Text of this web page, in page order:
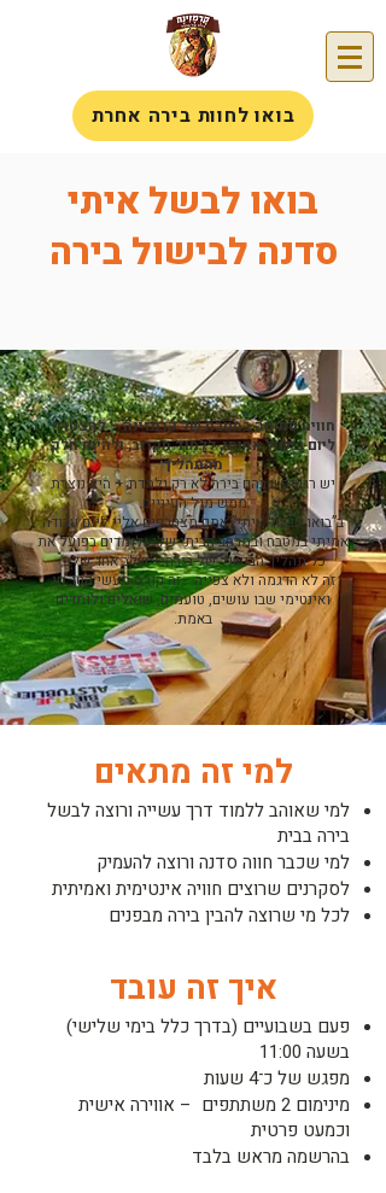
בואו לחוות בירה אחרת
בואו לבשל איתי
סדנה לבישול בירה
חוויה פתוחה במטבח של קרמזינה – להצטרף
ליום בישול אמיתי, ללמוד מקרוב, ולהיות חלק
מהתהליך
יש רגעים שבהם בירה לא רק נלמדת – היא נוצרת
ממש מול העיניים.
ב”בואו לבשל איתי” אתם מצטרפים אליי ליום עבודה
אמיתי במטבח ובמרחב הביתי שלי ולומדים בפועל את
כל תהליך הבישול של בירה – שלב אחר שלב.
זה לא הדגמה ולא צפייה –זה קורס מעשי קטן, חי
ואינטימי שבו עושים, טועמים, שואלים ולומדים
באמת.
למי זה מתאים
למי שאוהב ללמוד דרך עשייה ורוצה לבשל
בירה בבית
למי שכבר חווה סדנה ורוצה להעמיק
לסקרנים שרוצים חוויה אינטימית ואמיתית
לכל מי שרוצה להבין בירה מבפנים
איך זה עובד
פעם בשבועיים (בדרך כלל בימי שלישי)
בשעה 11:00
מפגש של כ־4 שעות
מינימום 2 משתתפים – אווירה אישית
וכמעט פרטית
בהרשמה מראש בלבד